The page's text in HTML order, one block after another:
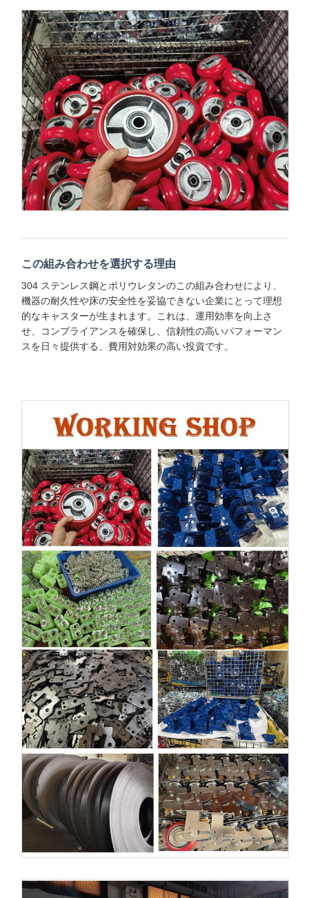
この組み合わせを選択する理由
304 ステンレス鋼とポリウレタンのこの組み合わせにより、
機器の耐久性や床の安全性を妥協できない企業にとって理想
的なキャスターが生まれます。これは、運用効率を向上さ
せ、コンプライアンスを確保し、信頼性の高いパフォーマン
スを日々提供する、費用対効果の高い投資です。